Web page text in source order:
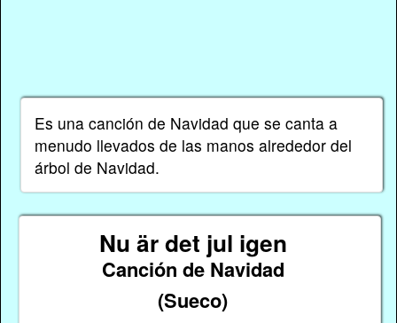
Es una canción de Navidad que se canta a
menudo llevados de las manos alrededor del
árbol de Navidad.
Nu är det jul igen
Canción de Navidad
(Sueco)